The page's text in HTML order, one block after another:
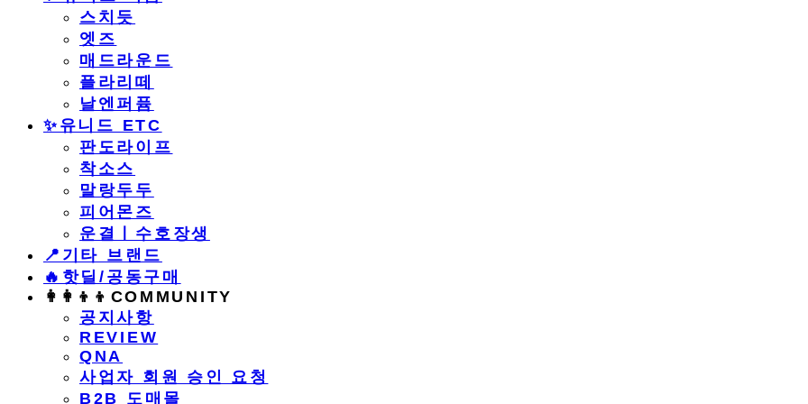
스치듯
엣즈
매드라운드
플라리떼
날엔퍼퓸
​✨유니드 ETC
판도라이프
착소스
말랑두두
피어몬즈
운결ㅣ수호장생
📍기타 브랜드
🔥핫딜/공동구매
👩‍👩‍👦‍👦COMMUNITY
공지사항
REVIEW
QNA
사업자 회원 승인 요청
B2B 도매몰